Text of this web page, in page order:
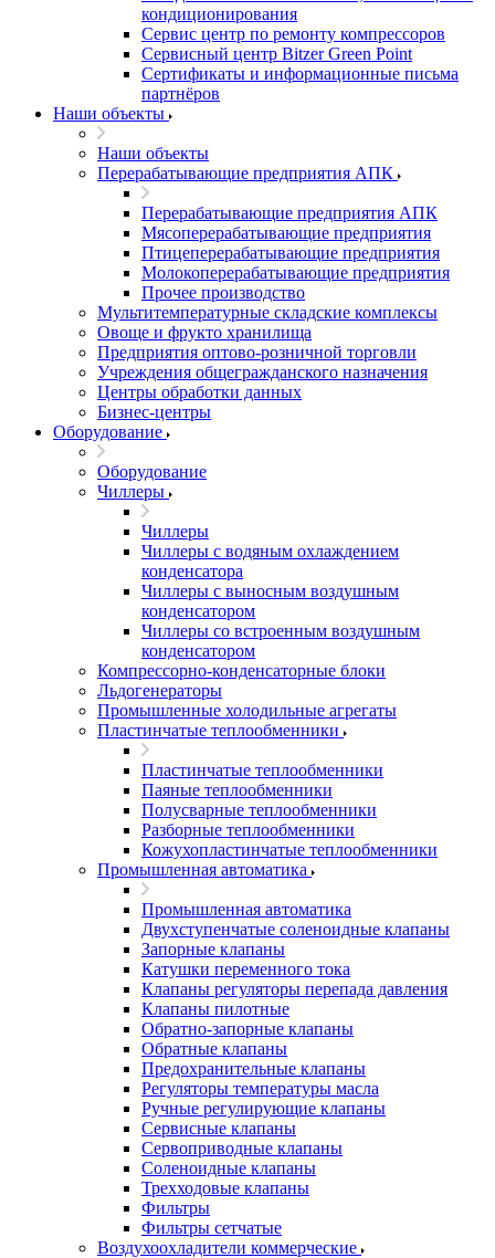
кондиционирования
Сервис центр по ремонту компрессоров
Сервисный центр Bitzer Green Point
Сертификаты и информационные письма
партнёров
Наши объекты
Наши объекты
Перерабатывающие предприятия АПК
Перерабатывающие предприятия АПК
Мясоперерабатывающие предприятия
Птицеперерабатывающие предприятия
Молокоперерабатывающие предприятия
Прочее производство
Мультитемпературные складские комплексы
Овоще и фрукто хранилища
Предприятия оптово-розничной торговли
Учреждения общегражданского назначения
Центры обработки данных
Бизнес-центры
Оборудование
Оборудование
Чиллеры
Чиллеры
Чиллеры с водяным охлаждением
конденсатора
Чиллеры с выносным воздушным
конденсатором
Чиллеры со встроенным воздушным
конденсатором
Компрессорно-конденсаторные блоки
Льдогенераторы
Промышленные холодильные агрегаты
Пластинчатые теплообменники
Пластинчатые теплообменники
Паяные теплообменники
Полусварные теплообменники
Разборные теплообменники
Кожухопластинчатые теплообменники
Промышленная автоматика
Промышленная автоматика
Двухступенчатые соленоидные клапаны
Запорные клапаны
Катушки переменного тока
Клапаны регуляторы перепада давления
Клапаны пилотные
Обратно-запорные клапаны
Обратные клапаны
Предохранительные клапаны
Регуляторы температуры масла
Ручные регулирующие клапаны
Сервисные клапаны
Сервоприводные клапаны
Соленоидные клапаны
Трехходовые клапаны
Фильтры
Фильтры сетчатые
Воздухоохладители коммерческие